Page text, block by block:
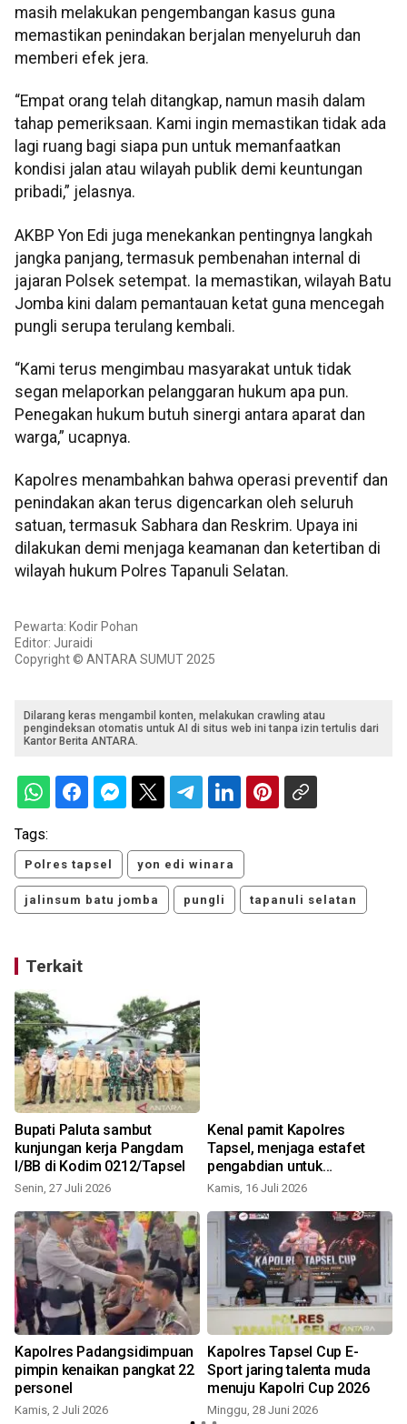
masih melakukan pengembangan kasus guna
memastikan penindakan berjalan menyeluruh dan
memberi efek jera.
“Empat orang telah ditangkap, namun masih dalam
tahap pemeriksaan. Kami ingin memastikan tidak ada
lagi ruang bagi siapa pun untuk memanfaatkan
kondisi jalan atau wilayah publik demi keuntungan
pribadi,” jelasnya.
AKBP Yon Edi juga menekankan pentingnya langkah
jangka panjang, termasuk pembenahan internal di
jajaran Polsek setempat. Ia memastikan, wilayah Batu
Jomba kini dalam pemantauan ketat guna mencegah
pungli serupa terulang kembali.
“Kami terus mengimbau masyarakat untuk tidak
segan melaporkan pelanggaran hukum apa pun.
Penegakan hukum butuh sinergi antara aparat dan
warga,” ucapnya.
Kapolres menambahkan bahwa operasi preventif dan
penindakan akan terus digencarkan oleh seluruh
satuan, termasuk Sabhara dan Reskrim. Upaya ini
dilakukan demi menjaga keamanan dan ketertiban di
wilayah hukum Polres Tapanuli Selatan.
Pewarta: Kodir Pohan
Editor: Juraidi
Copyright © ANTARA SUMUT 2025
Dilarang keras mengambil konten, melakukan crawling atau
pengindeksan otomatis untuk AI di situs web ini tanpa izin tertulis dari
Kantor Berita ANTARA.
Tags:
Polres tapsel yon edi winara
jalinsum batu jomba pungli tapanuli selatan
Terkait
Bupati Paluta sambut
kunjungan kerja Pangdam
I/BB di Kodim 0212/Tapsel
Senin, 27 Juli 2026
Kenal pamit Kapolres
Tapsel, menjaga estafet
pengabdian untuk
masyarakat
Kamis, 16 Juli 2026
Kapolres Padangsidimpuan
pimpin kenaikan pangkat 22
personel
Kamis, 2 Juli 2026
Kapolres Tapsel Cup E-
Sport jaring talenta muda
menuju Kapolri Cup 2026
Minggu, 28 Juni 2026